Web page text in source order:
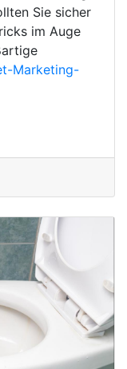
Sie sicher
im Auge
Marketing-